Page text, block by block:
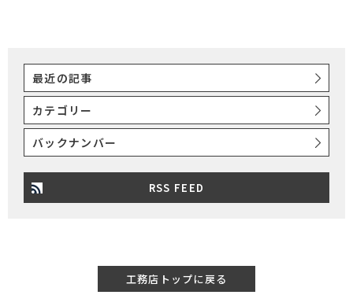
最近の記事
カテゴリー
バックナンバー
RSS FEED
工務店トップに戻る